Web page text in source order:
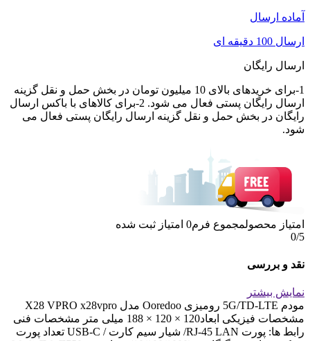
آماده ارسال
ارسال 100 دقیقه ای
ارسال رایگان
1-برای خریدهای بالای 10 میلیون تومان در بخش حمل و نقل گزینه
ارسال رایگان پستی فعال می شود. 2-برای کالاهای با باکس ارسال
رایگان در بخش حمل و نقل گزینه ارسال رایگان پستی فعال می
شود.
امتیاز محصولمجموع فرم0 امتیاز ثبت شده
0/5
نقد و بررسی
نمایش بیشتر
مودم 5G/TD-LTE رومیزی Ooredoo مدل X28 VPRO x28vpro
مشخصات فیزیکی ابعاد120 × 120 × 188 میلی متر مشخصات فنی
رابط‌‌ ها: پورت RJ-45 LAN/ شیار سیم کارت / USB-C تعداد پورت